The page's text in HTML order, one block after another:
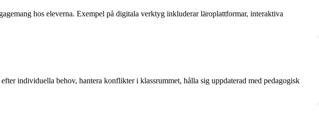
hos eleverna. Exempel på digitala verktyg inkluderar läroplattformar, interaktiva
individuella behov, hantera konflikter i klassrummet, hålla sig uppdaterad med pedagogisk